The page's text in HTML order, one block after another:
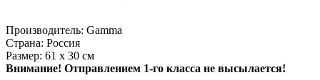
Производитель: Gamma
Страна: Россия
Размер: 61 х 30 см
Внимание! Отправлением 1-го класса не высылается!